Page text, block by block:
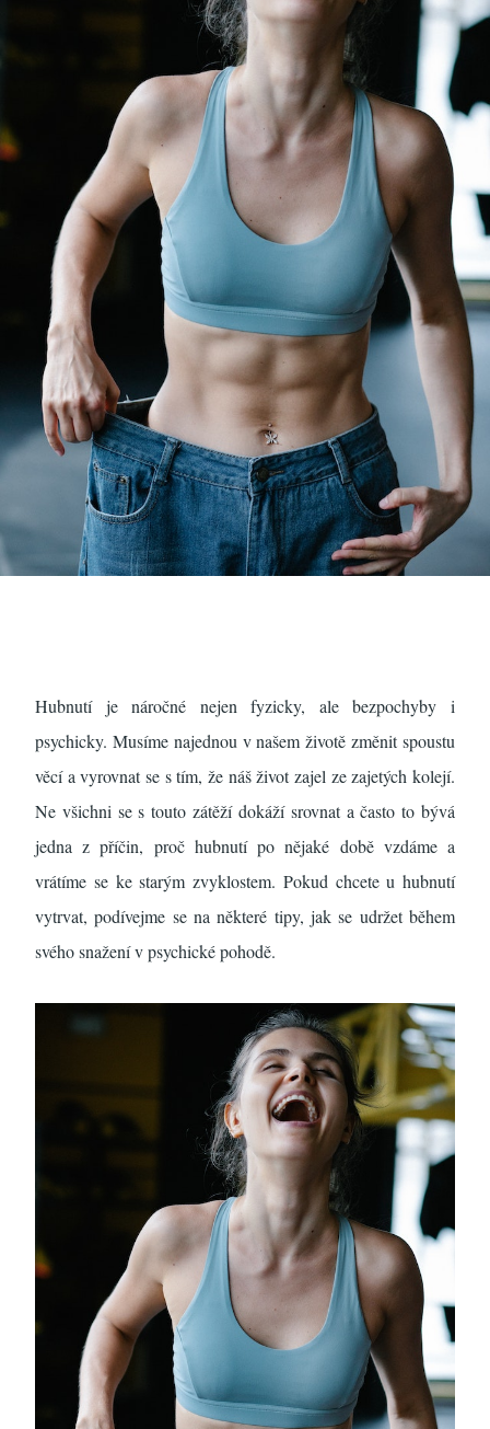
Hubnutí je náročné nejen fyzicky, ale bezpochyby i
psychicky. Musíme najednou v našem životě změnit spoustu
věcí a vyrovnat se s tím, že náš život zajel ze zajetých kolejí.
Ne všichni se s touto zátěží dokáží srovnat a často to bývá
jedna z příčin, proč hubnutí po nějaké době vzdáme a
vrátíme se ke starým zvyklostem. Pokud chcete u hubnutí
vytrvat, podívejme se na některé tipy, jak se udržet během
svého snažení v psychické pohodě.